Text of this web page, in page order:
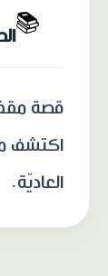
📚
قصة
اكتشف
العاديّة.